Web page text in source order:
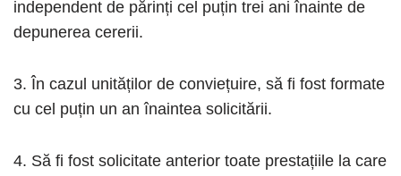
independent de părinți cel puțin trei ani înainte de
depunerea cererii.
3. În cazul unităților de conviețuire, să fi fost formate
cu cel puțin un an înaintea solicitării.
4. Să fi fost solicitate anterior toate prestațiile la care